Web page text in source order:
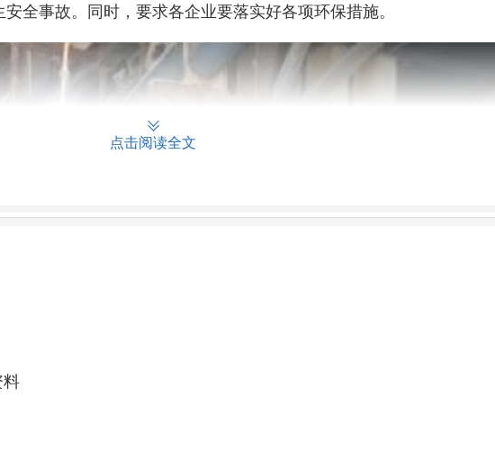
全事故。同时，要求各企业要落实好各项环保措施。
点击阅读全文
料